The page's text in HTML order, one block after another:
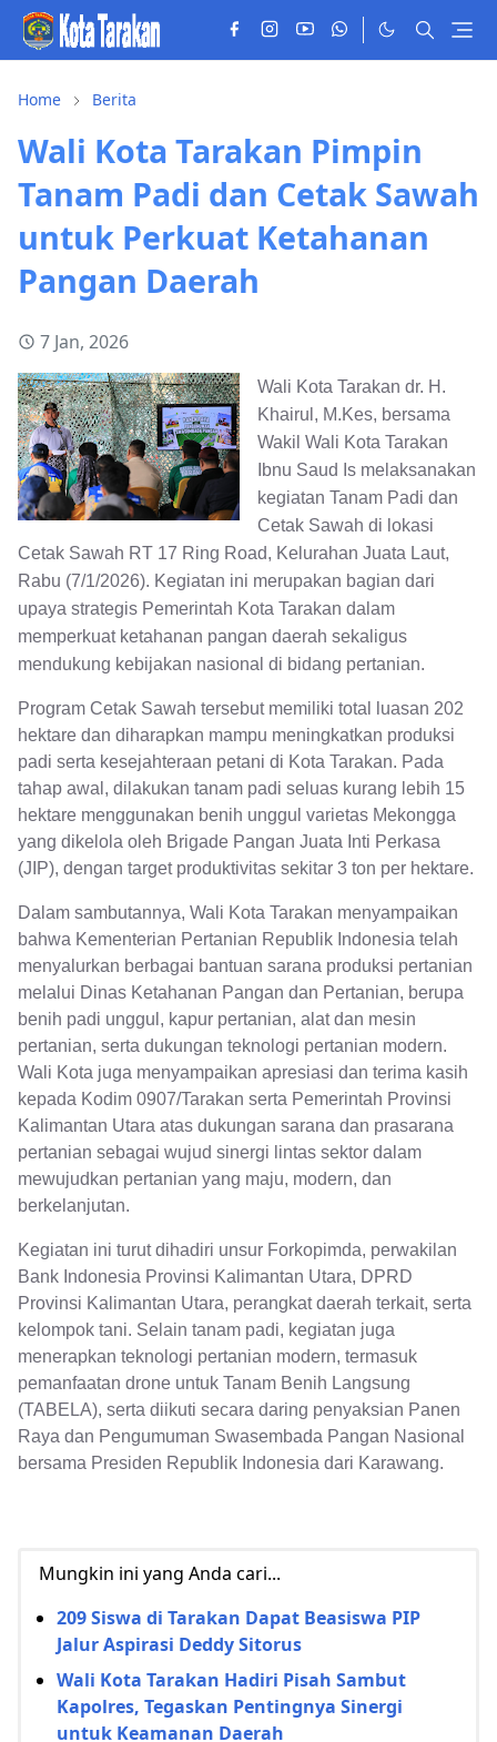
Home Berita
Wali Kota Tarakan Pimpin
Tanam Padi dan Cetak Sawah
untuk Perkuat Ketahanan
Pangan Daerah
7 Jan, 2026
Wali Kota Tarakan dr. H.
Khairul, M.Kes, bersama
Wakil Wali Kota Tarakan
Ibnu Saud Is melaksanakan
kegiatan Tanam Padi dan
Cetak Sawah di lokasi
Cetak Sawah RT 17 Ring Road, Kelurahan Juata Laut,
Rabu (7/1/2026). Kegiatan ini merupakan bagian dari
upaya strategis Pemerintah Kota Tarakan dalam
memperkuat ketahanan pangan daerah sekaligus
mendukung kebijakan nasional di bidang pertanian.
Program Cetak Sawah tersebut memiliki total luasan 202
hektare dan diharapkan mampu meningkatkan produksi
padi serta kesejahteraan petani di Kota Tarakan. Pada
tahap awal, dilakukan tanam padi seluas kurang lebih 15
hektare menggunakan benih unggul varietas Mekongga
yang dikelola oleh Brigade Pangan Juata Inti Perkasa
(JIP), dengan target produktivitas sekitar 3 ton per hektare.
Dalam sambutannya, Wali Kota Tarakan menyampaikan
bahwa Kementerian Pertanian Republik Indonesia telah
menyalurkan berbagai bantuan sarana produksi pertanian
melalui Dinas Ketahanan Pangan dan Pertanian, berupa
benih padi unggul, kapur pertanian, alat dan mesin
pertanian, serta dukungan teknologi pertanian modern.
Wali Kota juga menyampaikan apresiasi dan terima kasih
kepada Kodim 0907/Tarakan serta Pemerintah Provinsi
Kalimantan Utara atas dukungan sarana dan prasarana
pertanian sebagai wujud sinergi lintas sektor dalam
mewujudkan pertanian yang maju, modern, dan
berkelanjutan.
Kegiatan ini turut dihadiri unsur Forkopimda, perwakilan
Bank Indonesia Provinsi Kalimantan Utara, DPRD
Provinsi Kalimantan Utara, perangkat daerah terkait, serta
kelompok tani. Selain tanam padi, kegiatan juga
menerapkan teknologi pertanian modern, termasuk
pemanfaatan drone untuk Tanam Benih Langsung
(TABELA), serta diikuti secara daring penyaksian Panen
Raya dan Pengumuman Swasembada Pangan Nasional
bersama Presiden Republik Indonesia dari Karawang.
Mungkin ini yang Anda cari...
209 Siswa di Tarakan Dapat Beasiswa PIP
Jalur Aspirasi Deddy Sitorus
Wali Kota Tarakan Hadiri Pisah Sambut
Kapolres, Tegaskan Pentingnya Sinergi
untuk Keamanan Daerah